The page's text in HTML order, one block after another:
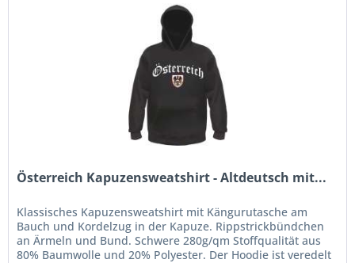
Österreich Kapuzensweatshirt - Altdeutsch mit...
Klassisches Kapuzensweatshirt mit Kängurutasche am
Bauch und Kordelzug in der Kapuze. Rippstrickbündchen
an Ärmeln und Bund. Schwere 280g/qm Stoffqualität aus
80% Baumwolle und 20% Polyester. Der Hoodie ist veredelt